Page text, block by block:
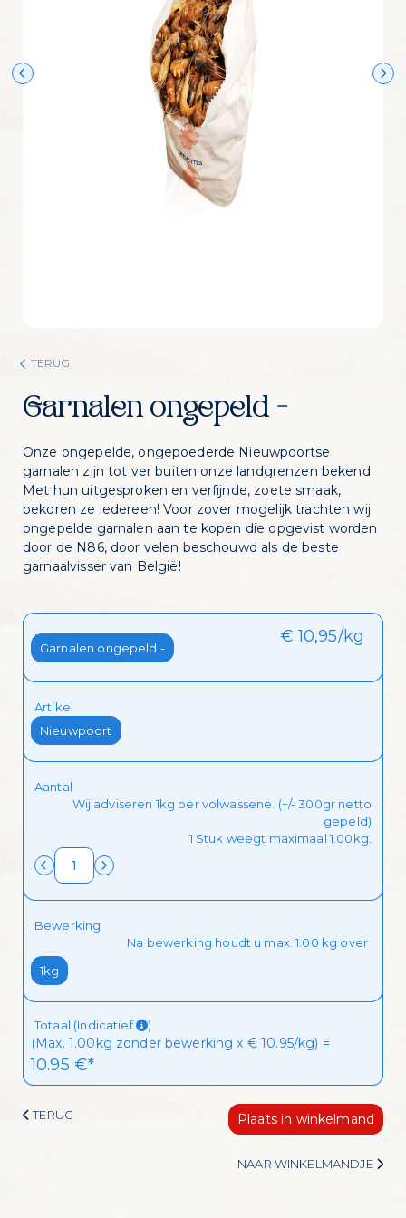
Wijn Fishwives Chardonnay
Wijn Fishwives Merlot
Wijn Fishwives Rose
Wijn Fishwives Sauvignon blanc
Wijn Les Rochers Catharaes Chardonnay
Wijn Tonno Chardonnay
Wijn Tonno Syrah
TERUG
Garnalen ongepeld -
Onze ongepelde, ongepoederde Nieuwpoortse
garnalen zijn tot ver buiten onze landgrenzen bekend.
Met hun uitgesproken en verfijnde, zoete smaak,
bekoren ze iedereen! Voor zover mogelijk trachten wij
ongepelde garnalen aan te kopen die opgevist worden
door de N86, door velen beschouwd als de beste
garnaalvisser van België!
Kies je stuk € 10,95/kg
Garnalen ongepeld -
Artikel
Nieuwpoort
Aantal
Wij adviseren 1kg per volwassene. (+/- 300gr netto
gepeld)
1 Stuk weegt maximaal 1.00kg.
Bewerking
Na bewerking houdt u max. 1.00 kg over
1kg
Totaal (Indicatief )
(Max. 1.00kg zonder bewerking x € 10.95/kg) =
10.95 €*
Plaats in winkelmand
TERUG
NAAR WINKELMANDJE
Zin in dagelijks
visvoordeel?
Schrijf je in voor onze nieuwsbrief en krijg
dagelijks een handige lijst met de
aanbiedingen van de dag in je mailbox